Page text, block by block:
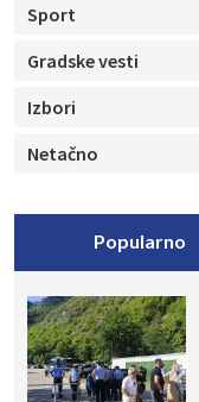
Sport
Gradske vesti
Izbori
Netačno
Popularno